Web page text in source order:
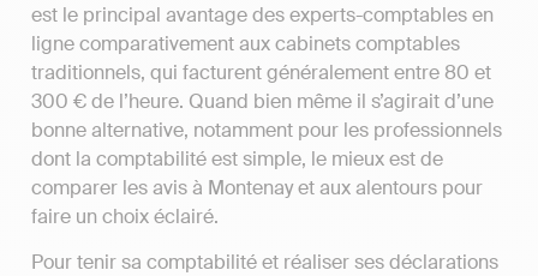
est le principal avantage des experts-comptables en
ligne comparativement aux cabinets comptables
traditionnels, qui facturent généralement entre 80 et
300 € de l’heure. Quand bien même il s’agirait d’une
bonne alternative, notamment pour les professionnels
dont la comptabilité est simple, le mieux est de
comparer les avis à Montenay et aux alentours pour
faire un choix éclairé.
Pour tenir sa comptabilité et réaliser ses déclarations